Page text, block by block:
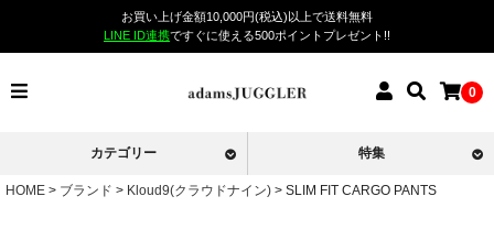
お買い上げ金額10,000円(税込)以上で送料無料
LINE ID連携ですぐに使える500ポイントプレゼント!!
0
カテゴリー 特集
HOME ブランド Kloud9(クラウドナイン) SLIM FIT CARGO PANTS